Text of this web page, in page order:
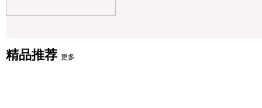
精品推荐 更多